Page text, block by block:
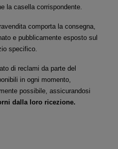
la casella corrispondente.
comporta la consegna,
e pubblicamente esposto sul
specifico.
di reclami da parte del
in ogni momento,
possibile, assicurandosi
dalla loro ricezione.